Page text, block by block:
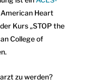
Heart
Kurs „STOP the
College of
zu werden?